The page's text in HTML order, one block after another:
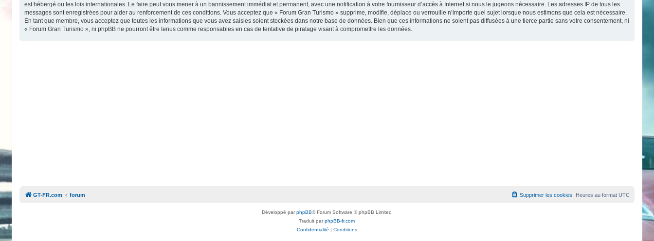
est hébergé ou les lois internationales. Le faire peut vous mener à un bannissement immédiat et permanent, avec une notification à votre fournisseur d’accès à Internet si nous le jugeons nécessaire. Les adresses IP de tous les
messages sont enregistrées pour aider au renforcement de ces conditions. Vous acceptez que « Forum Gran Turismo » supprime, modifie, déplace ou verrouille n’importe quel sujet lorsque nous estimons que cela est nécessaire.
En tant que membre, vous acceptez que toutes les informations que vous avez saisies soient stockées dans notre base de données. Bien que ces informations ne soient pas diffusées à une tierce partie sans votre consentement, ni
« Forum Gran Turismo », ni phpBB ne pourront être tenus comme responsables en cas de tentative de piratage visant à compromettre les données.
GT-FR.com forum Heures au format UTC
Supprimer les cookies
Développé parphpBB® Forum Software © phpBB Limited
Traduit parphpBB-fr.com
Confidentialité | Conditions